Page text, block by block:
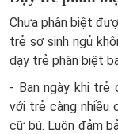
Chưa phân biệt
trẻ sơ sinh ngủ
dạy trẻ phân biệt
- Ban ngày khi trẻ
với trẻ càng nhiều
cữ bú. Luôn đảm